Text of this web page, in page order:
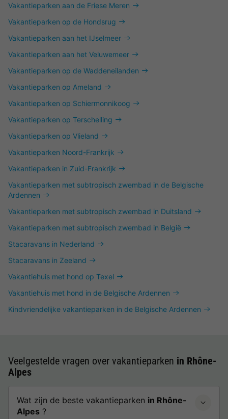
Vakantieparken aan de Friese Meren
Vakantieparken op de Hondsrug
Vakantieparken aan het IJselmeer
Vakantieparken aan het Veluwemeer
Vakantieparken op de Waddeneilanden
Vakantieparken op Ameland
Vakantieparken op Schiermonnikoog
Vakantieparken op Terschelling
Vakantieparken op Vlieland
Vakantieparken Noord-Frankrijk
Vakantieparken in Zuid-Frankrijk
Vakantieparken met subtropisch zwembad in de Belgische
Ardennen
Vakantieparken met subtropisch zwembad in Duitsland
Vakantieparken met subtropisch zwembad in België
Stacaravans in Nederland
Stacaravans in Zeeland
Vakantiehuis met hond op Texel
Vakantiehuis met hond in de Belgische Ardennen
Kindvriendelijke vakantieparken in de Belgische Ardennen
Veelgestelde vragen over vakantieparken in Rhône-
Alpes
Wat zijn de beste vakantieparken in Rhône-
Alpes ?